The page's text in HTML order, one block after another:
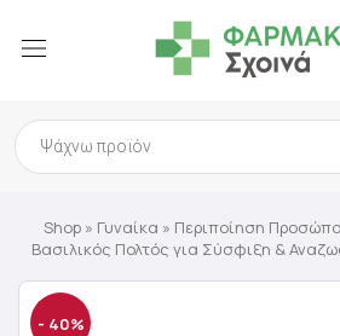
Products
search
Shop » Γυναίκα » Περιποίηση
Βασιλικός Πολτός για Σύσφιξη &
- 40%